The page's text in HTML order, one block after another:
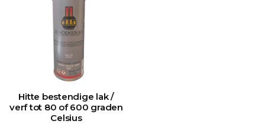
Hitte bestendige lak /
verf tot 80 of 600 graden
Celsius